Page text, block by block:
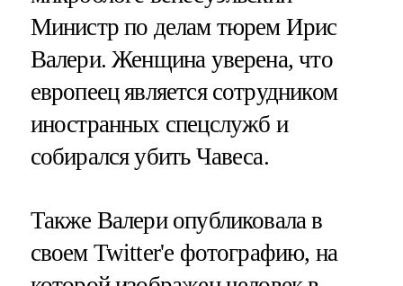
Министр по делам тюрем Ирис
Валери. Женщина уверена, что
европеец является сотрудником
иностранных спецслужб и
собирался убить Чавеса.
Также Валери опубликовала в
своем Twitter'е фотографию, на